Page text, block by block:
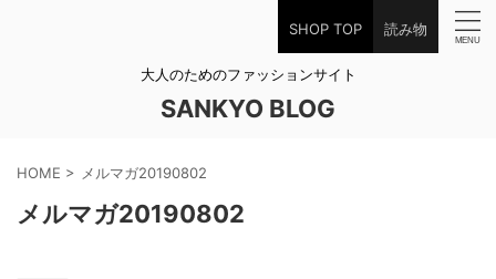
SHOP TOP 読み物
大人のためのファッションサイト
SANKYO BLOG
HOME > メルマガ20190802
メルマガ20190802